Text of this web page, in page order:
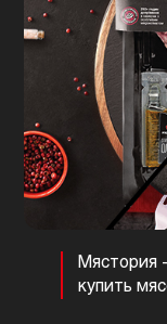
Мястория
купить